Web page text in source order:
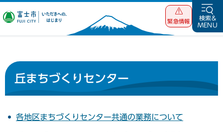
富士市 いただ
緊急情報
検索&
MENU
丘まちづくりセンター
各地区まちづくりセンター共通の業務について